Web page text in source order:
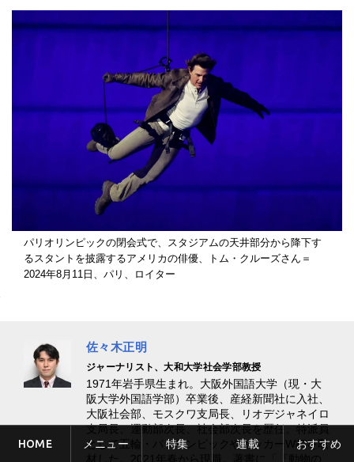
パリオリンピックの閉会式で、スタジアムの天井部分から降下す
るスタントを披露するアメリカの俳優、トム・クルーズさん＝
2024年8月11日、パリ、ロイター
佐々木正明
ジャーナリスト、大和大学社会学部教授
1971年岩手県生まれ。大阪外国語大学（現・大
阪大学外国語学部）卒業後、産経新聞社に入社、
大阪社会部、モスクワ支局長、リオデジャネイロ
支局長、運動部次長、社会部次長を歴任。特派員
として五輪・パラリンピックやサッカーW杯を取
材した。2021年春から現職。著書に「『動物の
HOME メニュー 特集 連載 おすすめ